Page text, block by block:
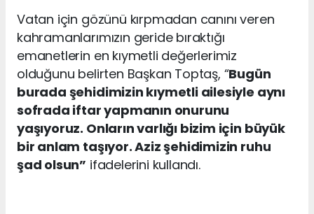
Vatan için gözünü kırpmadan canını veren
kahramanlarımızın geride bıraktığı
emanetlerin en kıymetli değerlerimiz
olduğunu belirten Başkan Toptaş, “Bugün
burada şehidimizin kıymetli ailesiyle aynı
sofrada iftar yapmanın onurunu
yaşıyoruz. Onların varlığı bizim için büyük
bir anlam taşıyor. Aziz şehidimizin ruhu
şad olsun” ifadelerini kullandı.